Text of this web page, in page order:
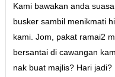
Kami bawakan anda
busker sambil menikmati
kami. Jom, pakat ramai2
bersantai di cawangan
nak buat majlis? Hari